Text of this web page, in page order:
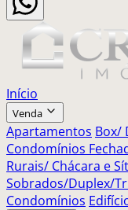
Início
Venda
Apartamentos Box/
Condomínios
Rurais/ Chácara e
Sobrados/Duplex/
Condomínios